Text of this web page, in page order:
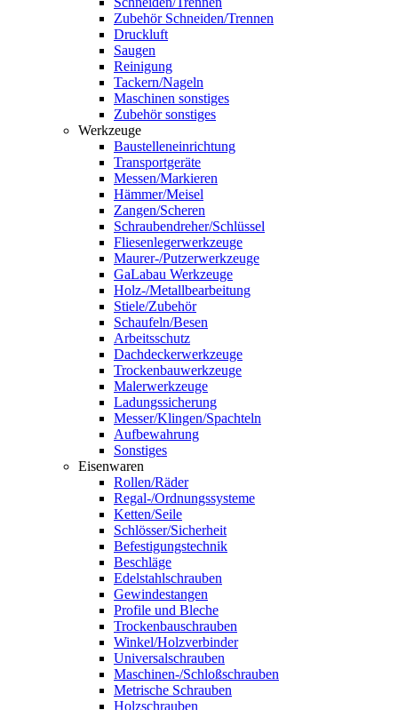
Zubehör Schneiden/Trennen
Druckluft
Saugen
Reinigung
Tackern/Nageln
Maschinen sonstiges
Zubehör sonstiges
Werkzeuge
Baustelleneinrichtung
Transportgeräte
Messen/Markieren
Hämmer/Meisel
Zangen/Scheren
Schraubendreher/Schlüssel
Fliesenlegerwerkzeuge
Maurer-/Putzerwerkzeuge
GaLabau Werkzeuge
Holz-/Metallbearbeitung
Stiele/Zubehör
Schaufeln/Besen
Arbeitsschutz
Dachdeckerwerkzeuge
Trockenbauwerkzeuge
Malerwerkzeuge
Ladungssicherung
Messer/Klingen/Spachteln
Aufbewahrung
Sonstiges
Eisenwaren
Rollen/Räder
Regal-/Ordnungssysteme
Ketten/Seile
Schlösser/Sicherheit
Befestigungstechnik
Beschläge
Edelstahlschrauben
Gewindestangen
Profile und Bleche
Trockenbauschrauben
Winkel/Holzverbinder
Universalschrauben
Maschinen-/Schloßschrauben
Metrische Schrauben
Holzschrauben